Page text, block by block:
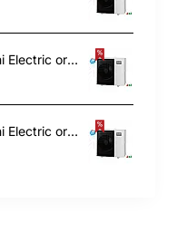
PUD-SHWM120YAA Mitsubishi Electric oras-vanduo išorinis įrenginys 12 kW
PUD-SHWM140YAA Mitsubishi Electric oras-vanduo išorinis įrenginys 14 kW